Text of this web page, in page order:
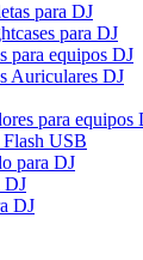
para DJ
para DJ
para equipos DJ
Auriculares DJ
para equipos
USB
para DJ
DJ
DJ